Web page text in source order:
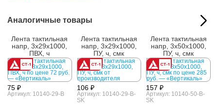
Вес:
4.1 кг
упаковке:
Аналогичные товары
Лента тактильная
напр, 3х29х1000,
ПВХ, ч
75 ₽
Артикул: 10140-29-B
Лента тактильная
напр, 3х29х1000,
ПУ, ч, смк
106 ₽
Артикул: 10140-29-B-
SK
Лента тактильная
напр, 3х50х1000,
ПУ, ч, смк
157 ₽
Артикул: 10140-50-B-
SK